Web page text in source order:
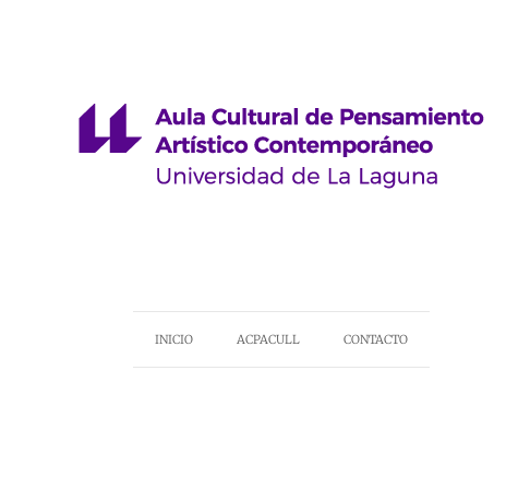
INICIO ACPACULL CONTACTO